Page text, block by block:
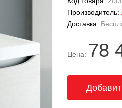
Производитель:
Доставка:
Цена: 78